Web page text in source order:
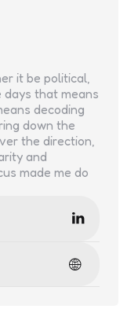
it be political,
days that means
decoding
down the
the direction,
and
made me do